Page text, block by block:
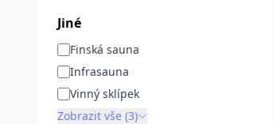
Jiné
Finská sauna
Infrasauna
Vinný sklípek
Zobrazit vše (3)